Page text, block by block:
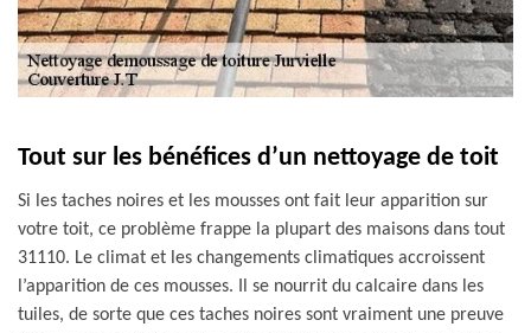
Tout sur les bénéfices d’un nettoyage de toit
Si les taches noires et les mousses ont fait leur apparition sur
votre toit, ce problème frappe la plupart des maisons dans tout
31110. Le climat et les changements climatiques accroissent
l’apparition de ces mousses. Il se nourrit du calcaire dans les
tuiles, de sorte que ces taches noires sont vraiment une preuve